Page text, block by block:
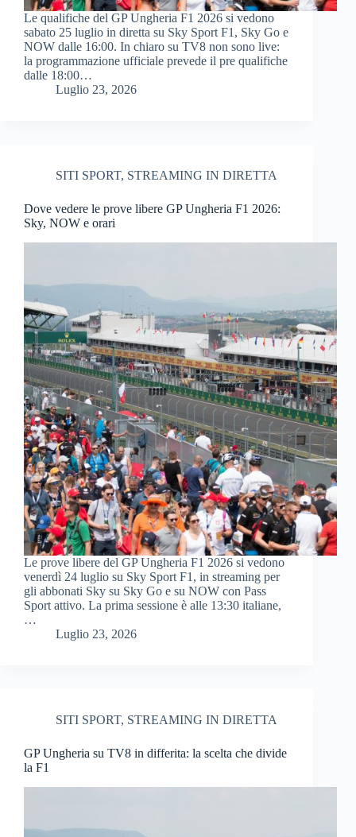
Le qualifiche del GP Ungheria F1 2026 si vedono
sabato 25 luglio in diretta su Sky Sport F1, Sky Go e
NOW dalle 16:00. In chiaro su TV8 non sono live:
la programmazione ufficiale prevede il pre qualifiche
dalle 18:00…
Luglio 23, 2026
SITI SPORT, STREAMING IN DIRETTA
Dove vedere le prove libere GP Ungheria F1 2026:
Sky, NOW e orari
Le prove libere del GP Ungheria F1 2026 si vedono
venerdì 24 luglio su Sky Sport F1, in streaming per
gli abbonati Sky su Sky Go e su NOW con Pass
Sport attivo. La prima sessione è alle 13:30 italiane,
…
Luglio 23, 2026
SITI SPORT, STREAMING IN DIRETTA
GP Ungheria su TV8 in differita: la scelta che divide
la F1